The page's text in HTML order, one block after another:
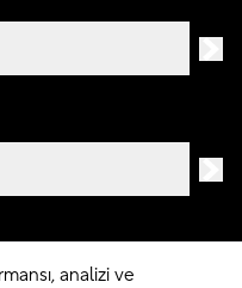
analizi ve